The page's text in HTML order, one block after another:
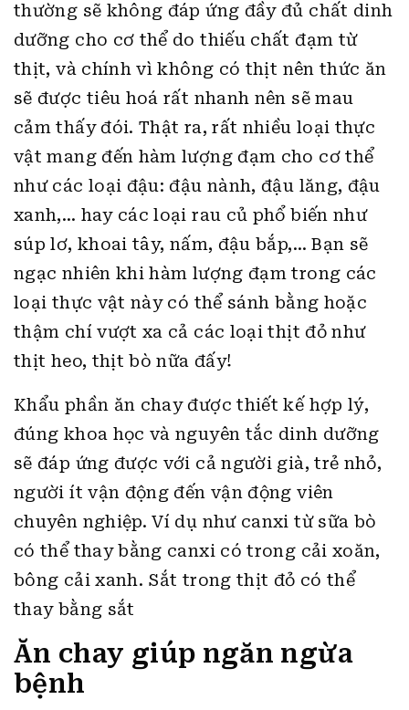
thường sẽ không đáp ứng đầy đủ chất dinh
dưỡng cho cơ thể do thiếu chất đạm từ
thịt, và chính vì không có thịt nên thức ăn
sẽ được tiêu hoá rất nhanh nên sẽ mau
cảm thấy đói. Thật ra, rất nhiều loại thực
vật mang đến hàm lượng đạm cho cơ thể
như các loại đậu: đậu nành, đậu lăng, đậu
xanh,… hay các loại rau củ phổ biến như
súp lơ, khoai tây, nấm, đậu bắp,… Bạn sẽ
ngạc nhiên khi hàm lượng đạm trong các
loại thực vật này có thể sánh bằng hoặc
thậm chí vượt xa cả các loại thịt đỏ như
thịt heo, thịt bò nữa đấy!
Khẩu phần ăn chay được thiết kế hợp lý,
đúng khoa học và nguyên tắc dinh dưỡng
sẽ đáp ứng được với cả người già, trẻ nhỏ,
người ít vận động đến vận động viên
chuyên nghiệp. Ví dụ như canxi từ sữa bò
có thể thay bằng canxi có trong cải xoăn,
bông cải xanh. Sắt trong thịt đỏ có thể
thay bằng sắt
Ăn chay giúp ngăn ngừa
bệnh